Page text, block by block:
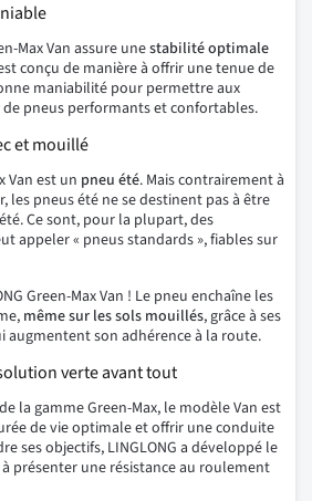
Max Van assure unestabilité optimale
conçu de manière à offrir une tenue de
maniabilité pour permettre aux
pneus performants et confortables.
et mouillé
Van est un pneu été. Mais contrairement à
les pneus été ne se destinent pas à être
Ce sont, pour la plupart, des
appeler « pneus standards », fiables sur
Green-Max Van ! Le pneu enchaîne les
même sur les sols mouillés, grâce à ses
augmentent son adhérence à la route.
verte avant tout
la gamme Green-Max, le modèle Van est
de vie optimale et offrir une conduite
ses objectifs, LINGLONG a développé le
à présenter une résistance au roulement